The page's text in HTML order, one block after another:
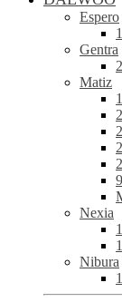
Espero
Gentra
Matiz
Nexia
Nibura